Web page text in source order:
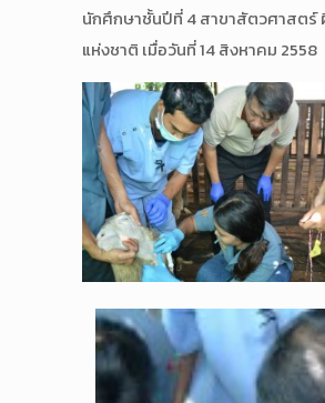
นักศึกษาชั้นปีที่ 4 สาขาสัตวศาสตร์
แห่งชาติ เมื่อวันที่ 14 สิงหาคม 2558